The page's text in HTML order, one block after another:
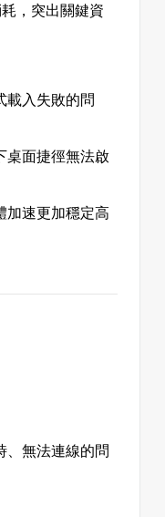
，突出關鍵資
載入失敗的問
桌面捷徑無法啟
加速更加穩定高
、無法連線的問